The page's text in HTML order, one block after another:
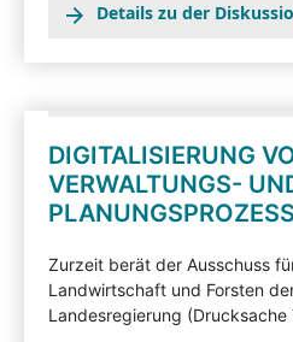
Details zu der
DIGITALISIERUNG
VERWALTUNGS-
Zurzeit berät der Ausschuss
Landwirtschaft und Forsten
Landesregierung